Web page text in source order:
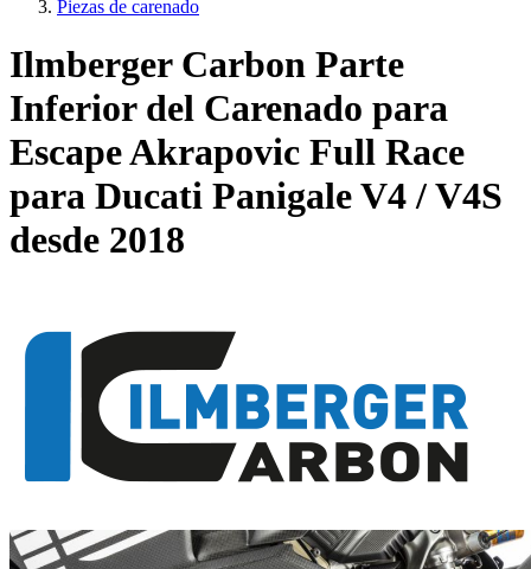
Piezas de carenado
Ilmberger Carbon Parte
Inferior del Carenado para
Escape Akrapovic Full Race
para Ducati Panigale V4 / V4S
desde 2018